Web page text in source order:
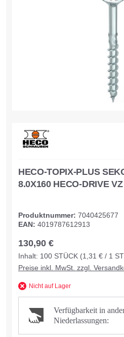
HECO-TOPIX-PLUS
8.0X160 HECO-DRIVE
Produktnummer: 7040425677
EAN: 4019787612913
130,90 €
Inhalt: 100 STÜCK (1,31 € / 1
Preise inkl. MwSt. zzgl.
Nicht auf Lager
Verfügbarkeit in
Niederlassungen: